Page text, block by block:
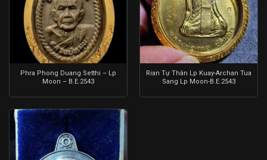
Phra Phong Duang Setthi – Lp
Moon – B.E.2543
Rian Tự Thân Lp Kuay-Archan Tua
Sang Lp Moon-B.E.2543